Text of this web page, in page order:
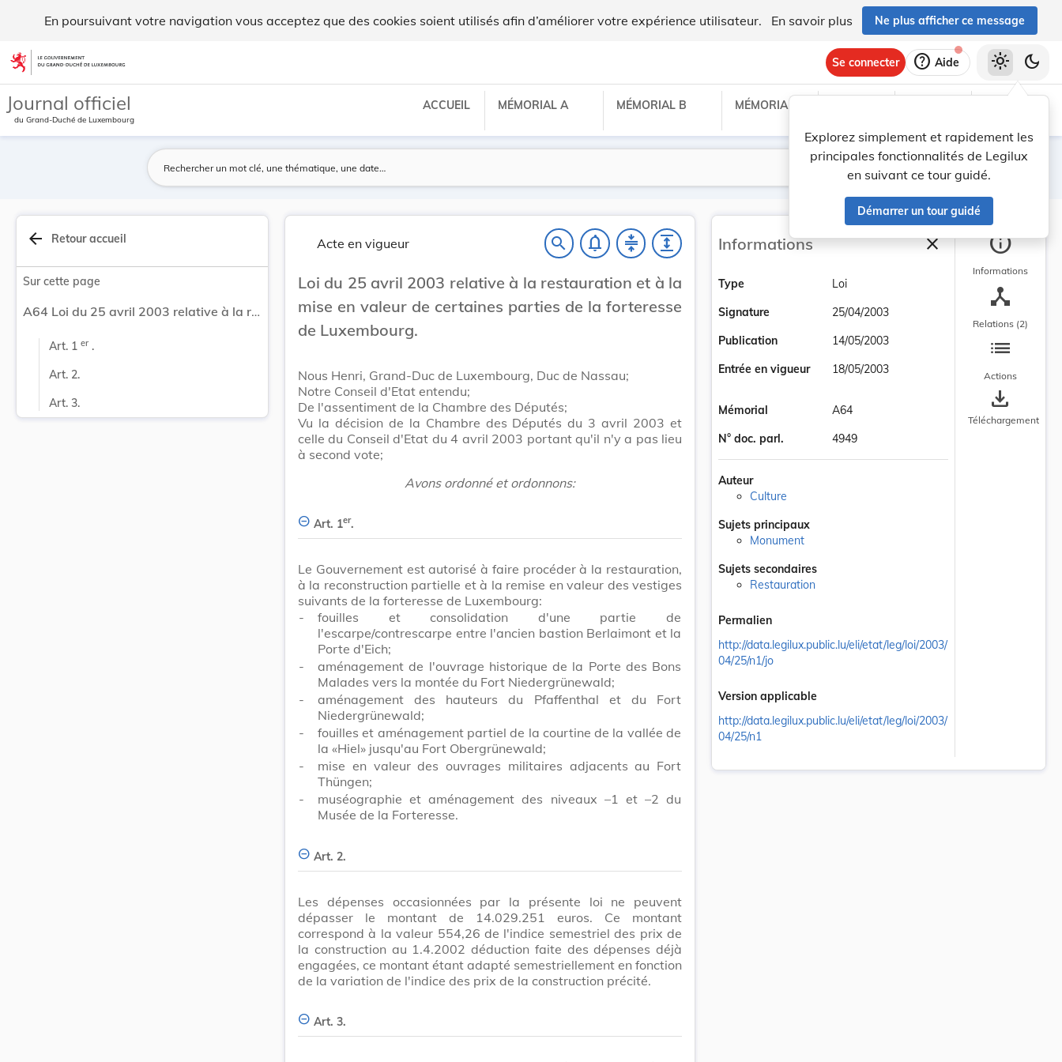
En poursuivant votre navigation vous acceptez que des cookies soient utilisés afin d’améliorer votre expérience utilisateur. En savoir plus Ne plus afficher ce message
Aller au contenu
Se connecter help Aide
Explorez simplement et rapidement les
principales fonctionnalités de Legilux
en suivant ce tour guidé.
Démarrer un tour guidé
light_mode dark_mode
Journal officiel
du Grand-Duché de Luxembourg
ACCUEIL MÉMORIAL A MÉMORIAL B MÉMORIAL C
Lancer la recherche
Filtres
arrow_back Retour accueil
Sur cette page
A64 Loi du 25 avril 2003 relative à la restauration et à la mise en valeur de certaines parties de la forteresse de Luxembourg.
Art. 1 er .
Art. 2.
Art. 3.
Acte en vigueur search notifications_none compress expand
Loi du 25 avril 2003 relative à la restauration et à la
mise en valeur de certaines parties de la forteresse
de Luxembourg.
Nous Henri, Grand-Duc de Luxembourg, Duc de Nassau;
Notre Conseil d'Etat entendu;
De l'assentiment de la Chambre des Députés;
Vu la décision de la Chambre des Députés du 3 avril 2003 et
celle du Conseil d'Etat du 4 avril 2003 portant qu'il n'y a pas lieu
à second vote;
Avons ordonné et ordonnons:
Art. 1er.
Le Gouvernement est autorisé à faire procéder à la restauration,
à la reconstruction partielle et à la remise en valeur des vestiges
suivants de la forteresse de Luxembourg:
-
fouilles et consolidation d'une partie de
l'escarpe/contrescarpe entre l'ancien bastion Berlaimont et la
Porte d'Eich;
-
aménagement de l'ouvrage historique de la Porte des Bons
Malades vers la montée du Fort Niedergrünewald;
-
aménagement des hauteurs du Pfaffenthal et du Fort
Niedergrünewald;
-
fouilles et aménagement partiel de la courtine de la vallée de
la «Hiel» jusqu'au Fort Obergrünewald;
-
mise en valeur des ouvrages militaires adjacents au Fort
Thüngen;
-
muséographie et aménagement des niveaux –1 et –2 du
Musée de la Forteresse.
Art. 2.
Les dépenses occasionnées par la présente loi ne peuvent
dépasser le montant de 14.029.251 euros. Ce montant
correspond à la valeur 554,26 de l'indice semestriel des prix de
la construction au 1.4.2002 déduction faite des dépenses déjà
engagées, ce montant étant adapté semestriellement en fonction
de la variation de l'indice des prix de la construction précité.
Art. 3.
Informations closeFermer la barre
Type
Loi
Signature
25/04/2003
Publication
14/05/2003
Entrée en vigueur
18/05/2003
Mémorial
A64
N° doc. parl.
4949
Auteur
Culture
Sujets principaux
Monument
Sujets secondaires
Restauration
Permalien
http://data.legilux.public.lu/eli/etat/leg/loi/2003/
04/25/n1/jo
Version applicable
http://data.legilux.public.lu/eli/etat/leg/loi/2003/
04/25/n1
info
Informations
device_hub
Relations (2)
list
Actions
save_alt
Téléchargement